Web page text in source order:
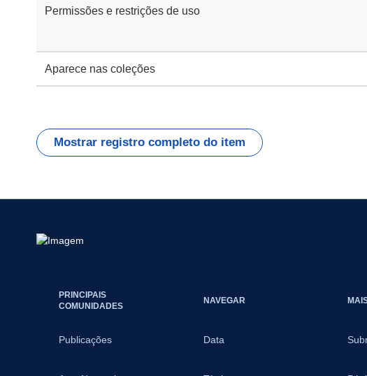
Permissões e restrições de uso
Aparece nas coleções
Mostrar registro completo do item
PRINCIPAIS
COMUNIDADES
Publicações
NAVEGAR
Data